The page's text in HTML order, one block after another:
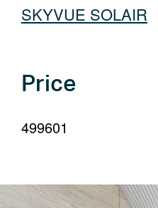
Select
SKYVUE SOLAIR
Price
499601